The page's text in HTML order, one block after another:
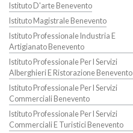
Istituto D'arte Benevento
Istituto Magistrale Benevento
Istituto Professionale Industria E
Artigianato Benevento
Istituto Professionale Per I Servizi
Alberghieri E Ristorazione Benevento
Istituto Professionale Per I Servizi
Commerciali Benevento
Istituto Professionale Per I Servizi
Commerciali E Turistici Benevento